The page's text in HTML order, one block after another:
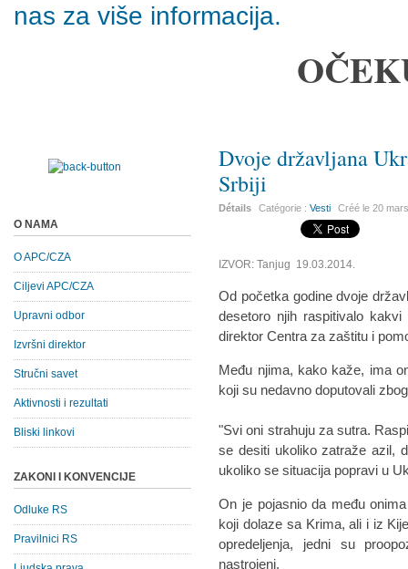
nas za više informacija.
Dvoje državljana
Srbiji
Détails Catégorie :Vesti Créé le20
IZVOR: Tanjug 19.03.2014.
Od početka godine dvoje
desetoro njih raspitivalo
direktor Centra za zaštitu i
Među njima, kako kaže, ima
koji su nedavno doputovali
"Svi oni strahuju za sutra.
se desiti ukoliko zatraže azil,
ukoliko se situacija popravi u
On je pojasnio da među
koji dolaze sa Krima, ali i iz
opredeljenja, jedni su
nastrojeni.
O NAMA
O APC/CZA
Ciljevi APC/CZA
Upravni odbor
Izvršni direktor
Stručni savet
Aktivnosti i rezultati
Bliski linkovi
ZAKONI I KONVENCIJE
Odluke RS
Pravilnici RS